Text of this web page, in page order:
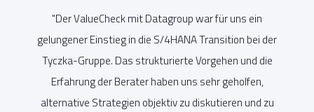
"DerValueCheckmit Datagroup war für uns ein
gelungener Einstieg in die S/4HANA Transition bei der
Tyczka-Gruppe. Das strukturierte Vorgehen und die
Erfahrung der Berater haben uns sehr geholfen,
alternative Strategien objektiv zu diskutieren und zu